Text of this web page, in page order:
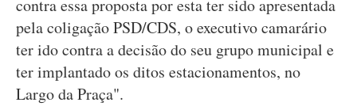
contra essa proposta por esta ter sido apresentada
pela coligação PSD/CDS, o executivo camarário
ter ido contra a decisão do seu grupo municipal e
ter implantado os ditos estacionamentos, no
Largo da Praça".